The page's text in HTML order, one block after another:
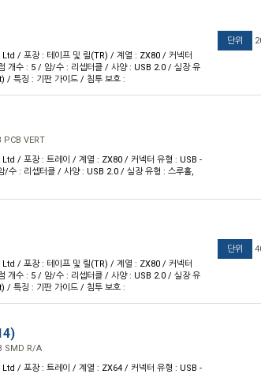
/ 포장 : 테이프 및 릴(TR) / 계열 : ZX80 / 커넥터
개수 : 5 / 암/수 : 리셉터클 / 사양 : USB 2.0 / 실장 유
/ 특징 : 기판 가이드 / 침투 보호 :
단위
PCB VERT
/ 포장 : 트레이 / 계열 : ZX80 / 커넥터 유형 : USB -
/수 : 리셉터클 / 사양 : USB 2.0 / 실장 유형 : 스루홀,
/ 포장 : 테이프 및 릴(TR) / 계열 : ZX80 / 커넥터
개수 : 5 / 암/수 : 리셉터클 / 사양 : USB 2.0 / 실장 유
/ 특징 : 기판 가이드 / 침투 보호 :
단위
SMD R/A
/ 포장 : 트레이 / 계열 : ZX64 / 커넥터 유형 : USB -